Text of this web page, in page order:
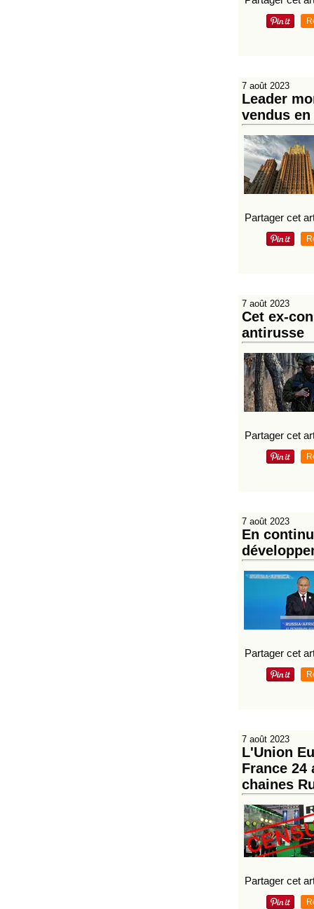
7 août 2023
Leader
vendus
Partager cet
7 août 2023
Cet ex-
antirusse
Partager cet
7 août 2023
En
Partager cet
7 août 2023
L'Union
France
chaines
Partager cet